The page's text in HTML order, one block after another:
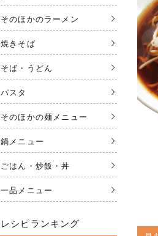
そのほかのラーメン
焼きそば
そば・うどん
パスタ
そのほかの麺メニュー
鍋メニュー
ごはん・炒飯・丼
一品メニュー
レシピランキング